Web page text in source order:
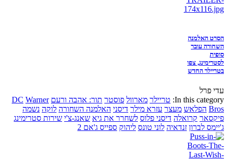
הסרט האלמנה
השחורה עובר
סופית
לסטרימינג, צפו
בטריילר החדש
עדי פרל
In this category: טריילר מארוול פוסטר תור: אהבה ורעם DC Warner
Bros הפלאש מעצר עזרא מילר דיסני האלמנה השחורה לוקה נשמה
פיקסאר קרואלה דיסני פלוס לשחרר את גיא שאנג-צ'י שירות סטרימינג
ג'יימס לברון זנדאיה לוני טונס ליהוק ספייס ג'אם 2